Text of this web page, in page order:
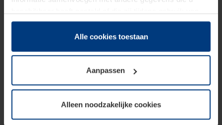
hun diensten hebben verzameld.
Juridisch hebben wij het recht om cookies op uw
van deze pagina's absoluut vereist is. Voor alle andere
soorten cookies is uw toestemming benodigd. Uw
toestemming kunt u op elk moment bij de uitleg van de
wijzigen of herroepen.
Alle cookies toestaan
Aanpassen
Alleen noodzakelijke cookies